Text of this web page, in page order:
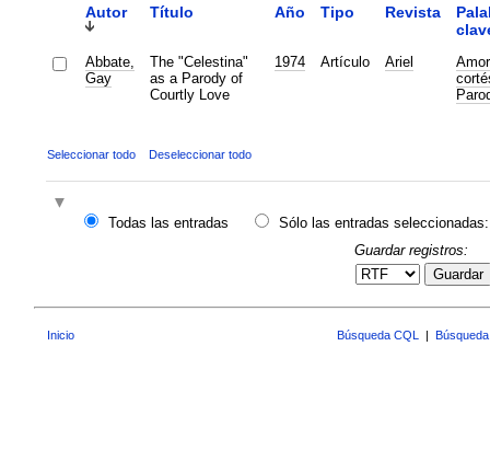
Autor Título Año Tipo Revista
Abbate,
Gay
The "Celestina"
as a Parody of
Courtly Love
1974 Artículo Ariel
Amor
Seleccionar todo Deseleccionar todo
Todas las entradas
Sólo las entradas seleccionadas:
Guardar registros:
Guardar
Inicio Búsqueda CQL